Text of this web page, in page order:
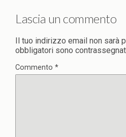
Lascia un commento
Il tuo indirizzo email non sarà
obbligatori sono
Commento *